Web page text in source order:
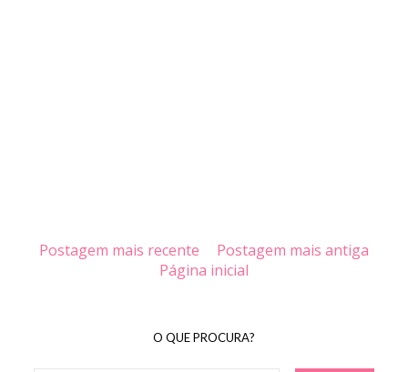
Postagem mais recente
Postagem mais antiga
Página inicial
O QUE PROCURA?